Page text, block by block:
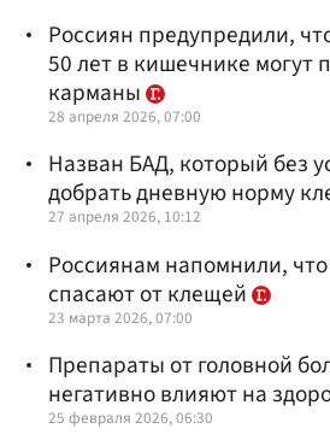
Россиян предупредили,
50 лет в кишечнике могут
карманы
28 апреля 2026, 07:00
Назван БАД, который без
добрать дневную норму
27 апреля 2026, 10:12
Россиянам напомнили,
спасают от клещей
23 марта 2026, 07:00
Препараты от головной
негативно влияют на
25 февраля 2026, 06:30